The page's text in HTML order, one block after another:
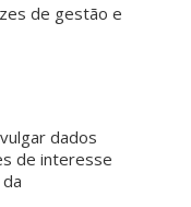
de gestão e
dados
de interesse